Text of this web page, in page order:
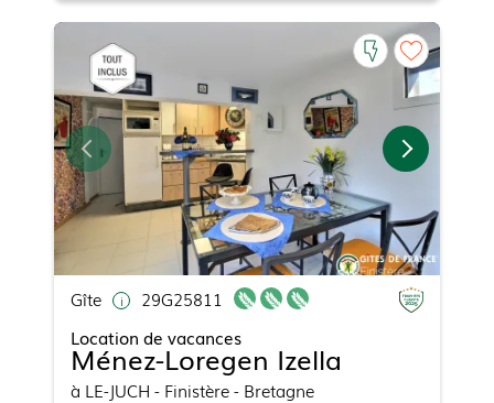
Gîte
29G25811
Location de vacances
Ménez-Loregen Izella
à LE-JUCH - Finistère - Bretagne